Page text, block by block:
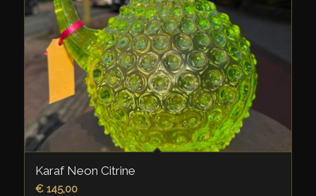
Karaf Neon Citrine
€145,00